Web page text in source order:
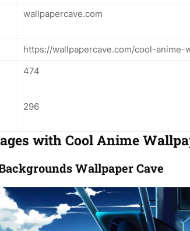
wallpapercave.com
https://wallpapercave.com/cool-anime-
474
296
with Cool Anime
Wallpaper Cave